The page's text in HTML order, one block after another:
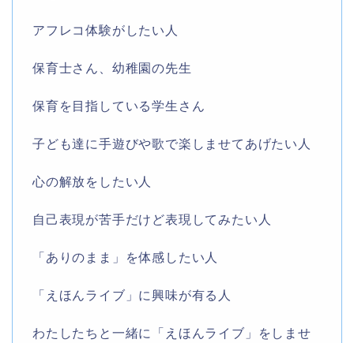
アフレコ体験がしたい人
保育士さん、幼稚園の先生
保育を目指している学生さん
子ども達に手遊びや歌で楽しませてあげたい人
心の解放をしたい人
自己表現が苦手だけど表現してみたい人
「ありのまま」を体感したい人
「えほんライブ」に興味が有る人
わたしたちと一緒に「えほんライブ」をしませ